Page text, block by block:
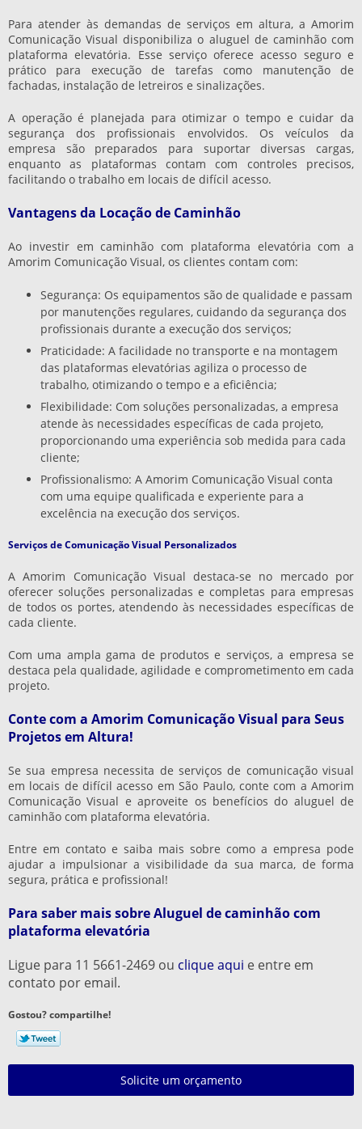
Para atender às demandas de serviços em altura, a Amorim
Comunicação Visual disponibiliza o aluguel de caminhão com
plataforma elevatória. Esse serviço oferece acesso seguro e
prático para execução de tarefas como manutenção de
fachadas, instalação de letreiros e sinalizações.
A operação é planejada para otimizar o tempo e cuidar da
segurança dos profissionais envolvidos. Os veículos da
empresa são preparados para suportar diversas cargas,
enquanto as plataformas contam com controles precisos,
facilitando o trabalho em locais de difícil acesso.
Vantagens da Locação de Caminhão
Ao investir em caminhão com plataforma elevatória com a
Amorim Comunicação Visual, os clientes contam com:
Segurança: Os equipamentos são de qualidade e passam
por manutenções regulares, cuidando da segurança dos
profissionais durante a execução dos serviços;
Praticidade: A facilidade no transporte e na montagem
das plataformas elevatórias agiliza o processo de
trabalho, otimizando o tempo e a eficiência;
Flexibilidade: Com soluções personalizadas, a empresa
atende às necessidades específicas de cada projeto,
proporcionando uma experiência sob medida para cada
cliente;
Profissionalismo: A Amorim Comunicação Visual conta
com uma equipe qualificada e experiente para a
excelência na execução dos serviços.
Serviços de Comunicação Visual Personalizados
A Amorim Comunicação Visual destaca-se no mercado por
oferecer soluções personalizadas e completas para empresas
de todos os portes, atendendo às necessidades específicas de
cada cliente.
Com uma ampla gama de produtos e serviços, a empresa se
destaca pela qualidade, agilidade e comprometimento em cada
projeto.
Conte com a Amorim Comunicação Visual para Seus
Projetos em Altura!
Se sua empresa necessita de serviços de comunicação visual
em locais de difícil acesso em São Paulo, conte com a Amorim
Comunicação Visual e aproveite os benefícios do aluguel de
caminhão com plataforma elevatória.
Entre em contato e saiba mais sobre como a empresa pode
ajudar a impulsionar a visibilidade da sua marca, de forma
segura, prática e profissional!
Para saber mais sobre Aluguel de caminhão com
plataforma elevatória
Ligue para 11 5661-2469 ou clique aqui e entre em
contato por email.
Gostou? compartilhe!
Solicite um orçamento